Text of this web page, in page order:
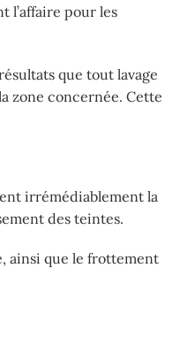
l’affaire pour les
que tout lavage
zone concernée. Cette
irrémédiablement la
des teintes.
ainsi que le frottement